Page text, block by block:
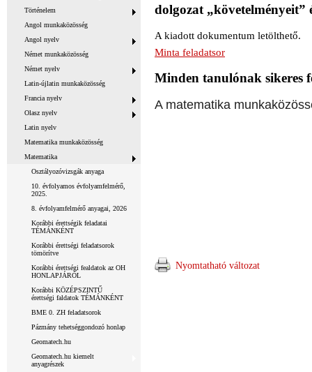
Történelem
Angol munkaközösség
Angol nyelv
Német munkaközösség
Német nyelv
Latin-újlatin munkaközösség
Francia nyelv
Olasz nyelv
Latin nyelv
Matematika munkaközösség
Matematika
Osztályozóvizsgák anyaga
10. évfolyamos évfolyamfelmérő,
2025.
8. évfolyamfelmérő anyagai, 2026
Korábbi érettségik feladatai
TÉMÁNKÉNT
Korábbi érettségi feladatsorok
tömörítve
Korábbi érettségi fealdatok az OH
HONLAPJÁRÓL
Korábbi KÖZÉPSZINTŰ
érettségi faldatok TÉMÁNKÉNT
BME 0. ZH feladatsorok
Pázmány tehetséggondozó honlap
Geomatech.hu
Geomatech.hu kiemelt
anyagrészek
dolgozat
A kiadott dokumentum letölthető.
Minta feladatsor
Minden tanulónak sikeres
A matematika
Nyomtatható változat